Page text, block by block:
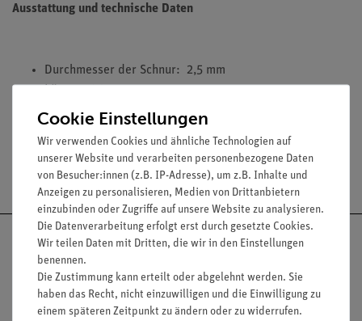
Ausstattung und technische Daten
Durchmesser der Schnur: 2,5 mm
Versandkostenfrei ab 300,- €
Nach oben
Cookie Einstellungen
Wir verwenden Cookies und ähnliche Technologien auf
unserer Website und verarbeiten personenbezogene Daten
von Besucher:innen (z.B. IP-Adresse), um z.B. Inhalte und
Anzeigen zu personalisieren, Medien von Drittanbietern
einzubinden oder Zugriffe auf unsere Website zu analysieren.
Die Datenverarbeitung erfolgt erst durch gesetzte Cookies.
Wir teilen Daten mit Dritten, die wir in den Einstellungen
benennen.
Die Zustimmung kann erteilt oder abgelehnt werden. Sie
haben das Recht, nicht einzuwilligen und die Einwilligung zu
einem späteren Zeitpunkt zu ändern oder zu widerrufen.